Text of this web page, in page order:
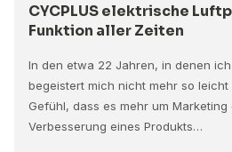
CYCPLUS elektrische
Funktion aller Zeiten
In den etwa 22 Jahren, in denen
begeistert mich nicht mehr so
Gefühl, dass es mehr um Marketing
Verbesserung eines Produkts…